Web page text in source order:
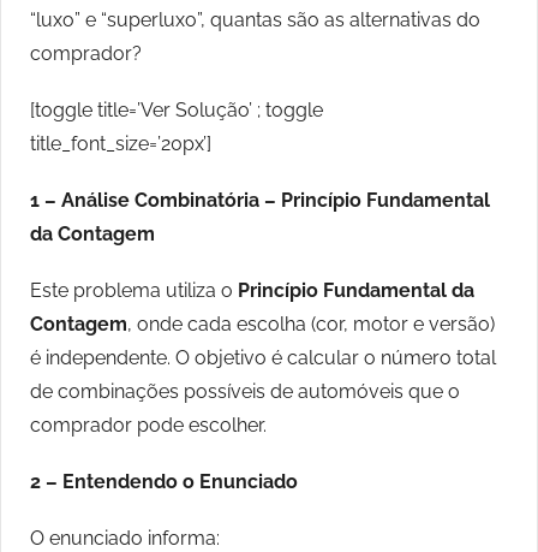
“luxo” e “superluxo”, quantas são as alternativas do
comprador?
[toggle title=’Ver Solução’ ; toggle
title_font_size=’20px’]
1 – Análise Combinatória – Princípio Fundamental
da Contagem
Este problema utiliza o Princípio Fundamental da
Contagem, onde cada escolha (cor, motor e versão)
é independente. O objetivo é calcular o número total
de combinações possíveis de automóveis que o
comprador pode escolher.
2 – Entendendo o Enunciado
O enunciado informa: